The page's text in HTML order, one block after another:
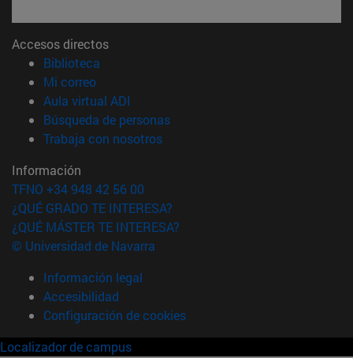
Accesos directos
Biblioteca
Mi correo(abre en nueva ventana)
Aula virtual ADI
Búsqueda de personas(abre en nueva ventana)
Trabaja con nosotros(abre en nueva ventana)
Información
TFNO +34 948 42 56 00
¿QUÉ GRADO TE INTERESA?
¿QUÉ MÁSTER TE INTERESA?
© Universidad de Navarra
Información legal
Accesibilidad
Configuración de cookies
Localizador de campus